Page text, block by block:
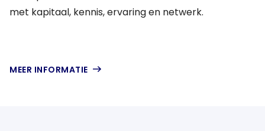
met kapitaal, kennis, ervaring en netwerk.
MEER INFORMATIE